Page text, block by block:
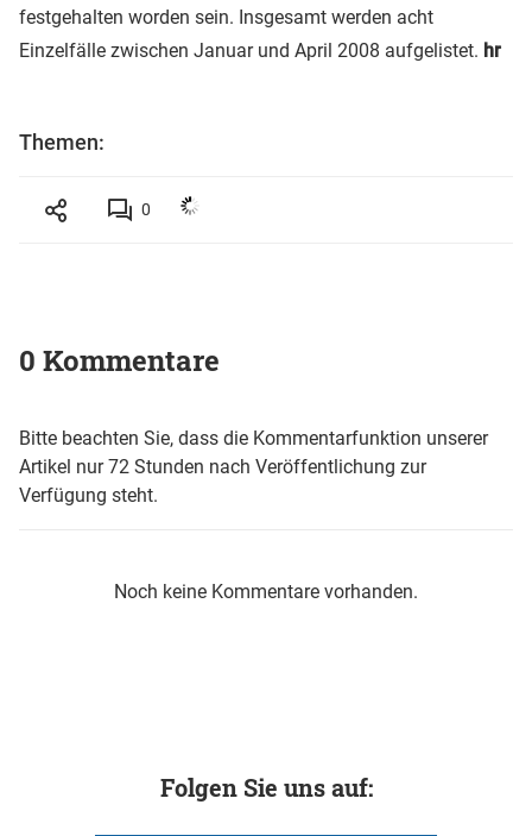
festgehalten worden sein. Insgesamt werden acht
Einzelfälle zwischen Januar und April 2008 aufgelistet. hr
Themen:
0
0 Kommentare
Bitte beachten Sie, dass die Kommentarfunktion unserer
Artikel nur 72 Stunden nach Veröffentlichung zur
Verfügung steht.
Noch keine Kommentare vorhanden.
Folgen Sie uns auf: